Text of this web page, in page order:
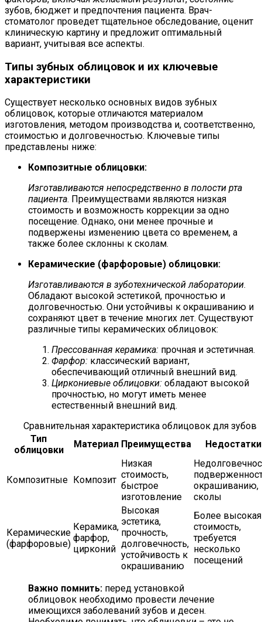
зубов, бюджет и предпочтения пациента. Врач-
стоматолог проведет тщательное обследование, оценит
клиническую картину и предложит оптимальный
вариант, учитывая все аспекты.
Типы зубных облицовок и их ключевые
характеристики
Существует несколько основных видов зубных
облицовок, которые отличаются материалом
изготовления, методом производства и, соответственно,
стоимостью и долговечностью. Ключевые типы
представлены ниже:
Композитные облицовки:
Изготавливаются непосредственно в полости рта
пациента. Преимуществами являются низкая
стоимость и возможность коррекции за одно
посещение. Однако, они менее прочные и
подвержены изменению цвета со временем, а
также более склонны к сколам.
Керамические (фарфоровые) облицовки:
Изготавливаются в зуботехнической лаборатории.
Обладают высокой эстетикой, прочностью и
долговечностью. Они устойчивы к окрашиванию и
сохраняют цвет в течение многих лет. Существуют
различные типы керамических облицовок:
Прессованная керамика: прочная и эстетичная.
Фарфор: классический вариант,
обеспечивающий отличный внешний вид.
Циркониевые облицовки: обладают высокой
прочностью, но могут иметь менее
естественный внешний вид.
Сравнительная характеристика облицовок для зубов
Тип
облицовки
Материал Преимущества Недостатки
Композитные Композит
Низкая
стоимость,
быстрое
изготовление
окрашиванию,
сколы
Керамические
(фарфоровые)
Керамика,
фарфор,
цирконий
Высокая
эстетика,
прочность,
долговечность,
устойчивость к
окрашиванию
Более высокая
стоимость,
требуется
несколько
посещений
Важно помнить: перед установкой
облицовок необходимо провести лечение
имеющихся заболеваний зубов и десен.